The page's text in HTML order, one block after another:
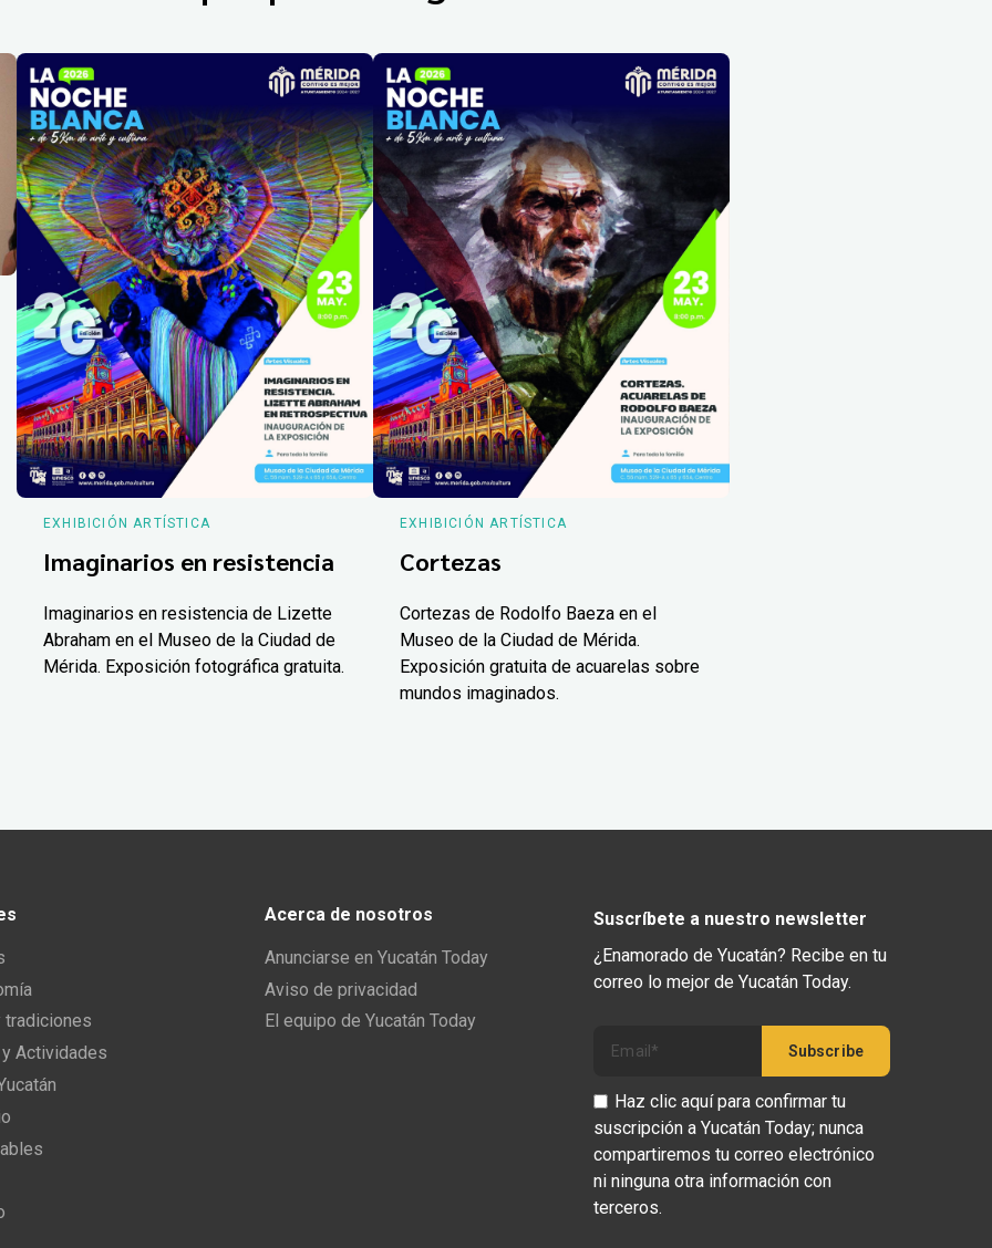
EXHIBICIÓN ARTÍSTICA
Imaginarios en resistencia
Imaginarios en resistencia de Lizette
Abraham en el Museo de la Ciudad de
Mérida. Exposición fotográfica gratuita.
EXHIBICIÓN ARTÍSTICA
Cortezas
Cortezas de Rodolfo Baeza en el
Museo de la Ciudad de Mérida.
Exposición gratuita de acuarelas sobre
mundos imaginados.
tradiciones
Actividades
Acerca de nosotros
Anunciarse en Yucatán Today
Aviso de privacidad
El equipo de Yucatán Today
Suscríbete a nuestro newsletter
¿Enamorado de Yucatán? Recibe en tu
correo lo mejor de Yucatán Today.
Haz clic aquí para confirmar tu
suscripción a Yucatán Today; nunca
compartiremos tu correo electrónico
ni ninguna otra información con
terceros.